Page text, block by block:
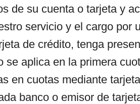
de su cuenta o tarjeta y
servicio y el cargo por
de crédito, tenga
aplica en la primera
en cuotas mediante
banco o emisor de